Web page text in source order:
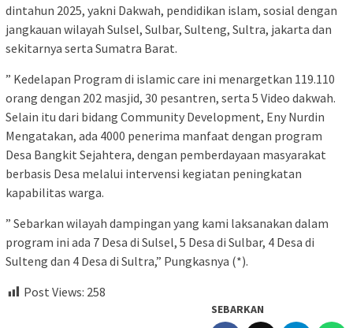
dintahun 2025, yakni Dakwah, pendidikan islam, sosial dengan
jangkauan wilayah Sulsel, Sulbar, Sulteng, Sultra, jakarta dan
sekitarnya serta Sumatra Barat.
” Kedelapan Program di islamic care ini menargetkan 119.110
orang dengan 202 masjid, 30 pesantren, serta 5 Video dakwah.
Selain itu dari bidang Community Development, Eny Nurdin
Mengatakan, ada 4000 penerima manfaat dengan program
Desa Bangkit Sejahtera, dengan pemberdayaan masyarakat
berbasis Desa melalui intervensi kegiatan peningkatan
kapabilitas warga.
” Sebarkan wilayah dampingan yang kami laksanakan dalam
program ini ada 7 Desa di Sulsel, 5 Desa di Sulbar, 4 Desa di
Sulteng dan 4 Desa di Sultra,” Pungkasnya (*).
Post Views: 258
SEBARKAN